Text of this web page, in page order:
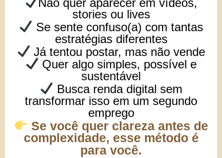
stories ou lives
Se sente confuso(a) com tantas
estratégias diferentes
Já tentou postar, mas não vende
Quer algo simples, possível e
sustentável
Busca renda digital sem
transformar isso em um segundo
emprego
Se você quer clareza antes de
complexidade, esse método é
para você.